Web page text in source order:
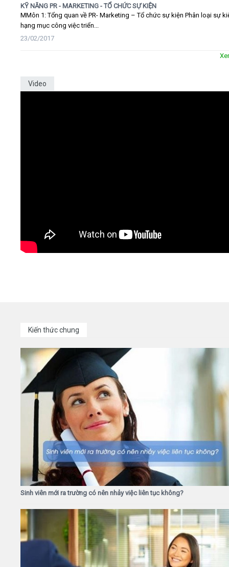
KỸ NĂNG PR - MARKETING - TỔ CHỨC SỰ KIỆN
MMôn 1: Tổng quan về PR- Marketing – Tổ chức sự kiện Phân loại sự
hạng mục công việc triển...
23/02/2017
Video
Kiến thức chung
Sinh viên mới ra trường có nên nhảy việc liên tục không?